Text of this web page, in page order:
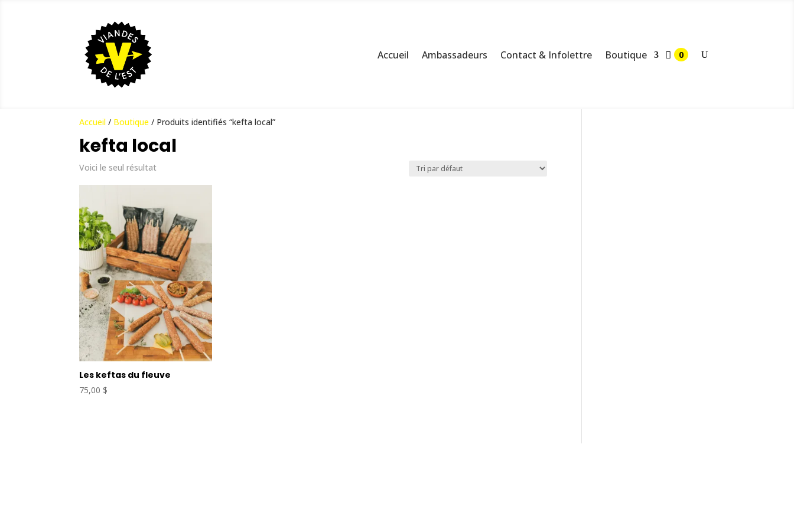
Accueil Ambassadeurs Contact & Infolettre Boutique
Accueil / Boutique / Produits identifiés “kefta local”
kefta local
Voici le seul résultat
Les keftas du fleuve
75,00 $